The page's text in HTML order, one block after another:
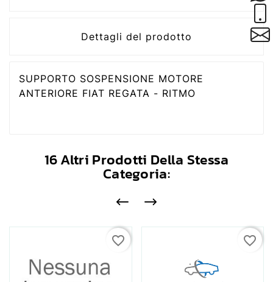
Dettagli del prodotto
SUPPORTO SOSPENSIONE MOTORE
ANTERIORE FIAT REGATA - RITMO
16 Altri Prodotti Della Stessa
Categoria:
favorite_border favorite_border